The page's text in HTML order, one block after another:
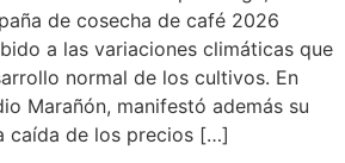
de cosecha de café 2026
a las variaciones climáticas que
normal de los cultivos. En
Marañón, manifestó además su
caída de los precios […]